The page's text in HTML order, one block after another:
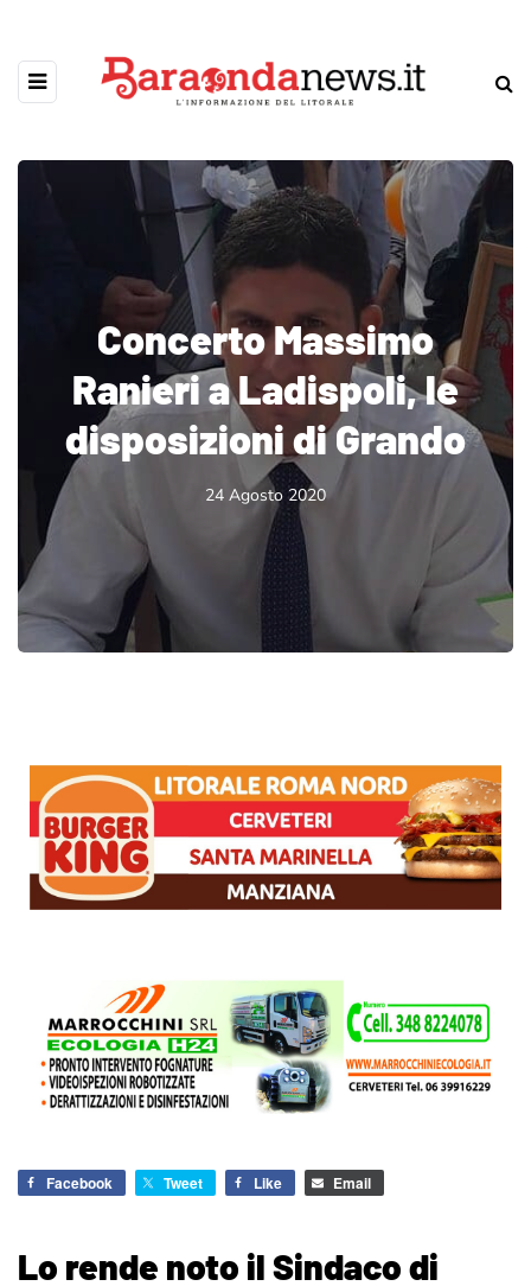
Concerto Massimo
Ranieri a Ladispoli, le
disposizioni di Grando
24 Agosto 2020
Facebook Tweet Like Email
Lo rende noto il Sindaco di